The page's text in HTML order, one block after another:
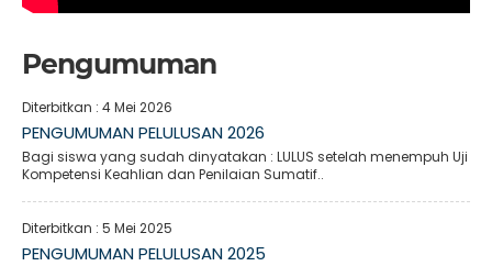
Pengumuman
Diterbitkan : 4 Mei 2026
PENGUMUMAN PELULUSAN 2026
Bagi siswa yang sudah dinyatakan : LULUS setelah menempuh Uji
Kompetensi Keahlian dan Penilaian Sumatif..
Diterbitkan : 5 Mei 2025
PENGUMUMAN PELULUSAN 2025